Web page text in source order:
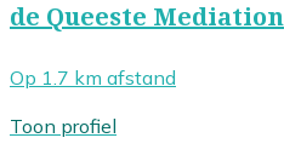
de Queeste Mediation
Op 1.7 km afstand
Toon profiel